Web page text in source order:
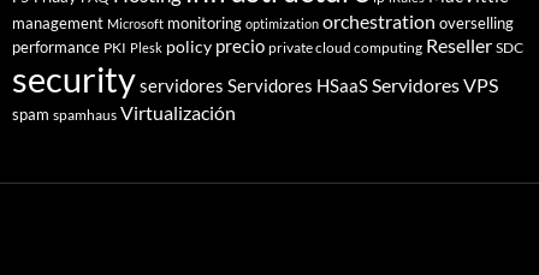
management Microsoft monitoring optimization orchestration overselling
performance PKI Plesk policy precio private cloud computing Reseller SDC
securityservidores Servidores HSaaSServidores VPS
spam spamhaus Virtualización